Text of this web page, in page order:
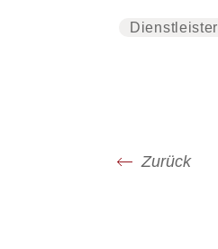
Dienstleister
Zurück